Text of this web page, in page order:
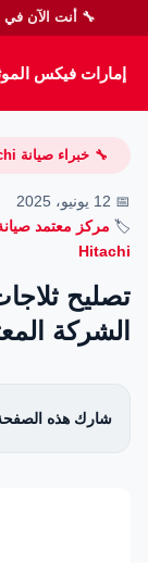
🔧 أنت الآن
إمارات فيكس
إمارات فيكس
تواصل معنا
سياسة
🔧 خبراء صيانة Hitachi
📅 12 يونيو، 2025
🏷️ مركز معتمد
Hitachi
تصليح
الشركة
شارك هذه